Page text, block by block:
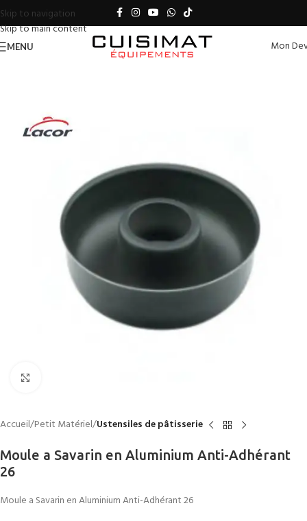
Skip to navigation
Skip to main content
MENU Mon
Accueil Petit Matériel Ustensiles de pâtisserie
Moule a Savarin en Aluminium Anti-Adhérant
26
Moule a Savarin en Aluminium Anti-Adhérant 26